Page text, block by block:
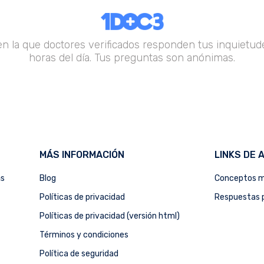
la que doctores verificados responden tus
horas del día. Tus preguntas son anónimas.
MÁS INFORMACIÓN
Blog
Políticas de privacidad
Políticas de privacidad (versión html)
Términos y condiciones
Política de seguridad
LINKS DE
Conceptos
Respuestas